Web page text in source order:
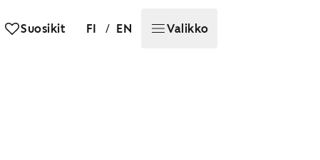
Suosikit FI / EN Valikko